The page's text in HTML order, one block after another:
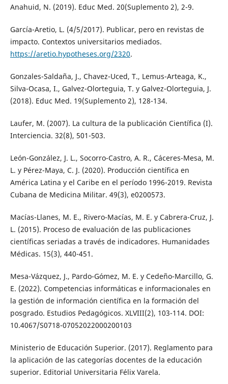
Anahuid, N. (2019). Educ Med. 20(Suplemento 2), 2-9.
García-Aretio, L. (4/5/2017). Publicar, pero en revistas de
impacto. Contextos universitarios mediados.
https://aretio.hypotheses.org/2320.
Gonzales-Saldaña, J., Chavez-Uced, T., Lemus-Arteaga, K.,
Silva-Ocasa, I., Galvez-Olorteguia, T. y Galvez-Olorteguia, J.
(2018). Educ Med. 19(Suplemento 2), 128-134.
Laufer, M. (2007). La cultura de la publicación Científica (I).
Interciencia. 32(8), 501-503.
León-González, J. L., Socorro-Castro, A. R., Cáceres-Mesa, M.
L. y Pérez-Maya, C. J. (2020). Producción científica en
América Latina y el Caribe en el período 1996-2019. Revista
Cubana de Medicina Militar. 49(3), e0200573.
Macías-Llanes, M. E., Rivero-Macías, M. E. y Cabrera-Cruz, J.
L. (2015). Proceso de evaluación de las publicaciones
científicas seriadas a través de indicadores. Humanidades
Médicas. 15(3), 440-451.
Mesa-Vázquez, J., Pardo-Gómez, M. E. y Cedeño-Marcillo, G.
E. (2022). Competencias informáticas e informacionales en
la gestión de información científica en la formación del
posgrado. Estudios Pedagógicos. XLVIII(2), 103-114. DOI:
10.4067/S0718-07052022000200103
Ministerio de Educación Superior. (2017). Reglamento para
la aplicación de las categorías docentes de la educación
superior. Editorial Universitaria Félix Varela.